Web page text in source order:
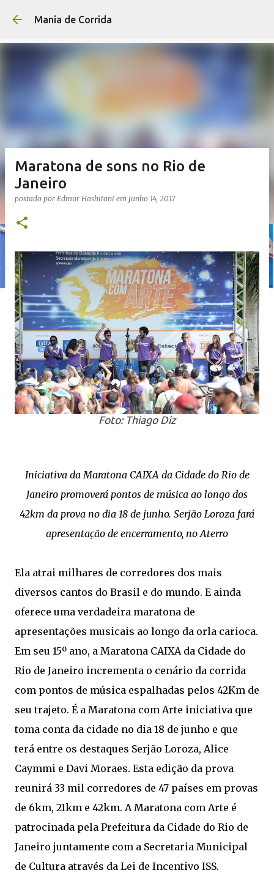
Mania de Corrida
Maratona de sons no Rio de
Janeiro
postado por Edmur Hashitani em junho 14, 2017
Foto: Thiago Diz
Iniciativa da Maratona CAIXA da Cidade do Rio de
Janeiro promoverá pontos de música ao longo dos
42km da prova no dia 18 de junho. Serjão Loroza fará
apresentação de encerramento, no Aterro
Ela atrai milhares de corredores dos mais
diversos cantos do Brasil e do mundo. E ainda
oferece uma verdadeira maratona de
apresentações musicais ao longo da orla carioca.
Em seu 15º ano, a Maratona CAIXA da Cidade do
Rio de Janeiro incrementa o cenário da corrida
com pontos de música espalhadas pelos 42Km de
seu trajeto. É a Maratona com Arte iniciativa que
toma conta da cidade no dia 18 de junho e que
terá entre os destaques Serjão Loroza, Alice
Caymmi e Davi Moraes. Esta edição da prova
reunirá 33 mil corredores de 47 países em provas
de 6km, 21km e 42km. A Maratona com Arte é
patrocinada pela Prefeitura da Cidade do Rio de
Janeiro juntamente com a Secretaria Municipal
de Cultura através da Lei de Incentivo ISS.